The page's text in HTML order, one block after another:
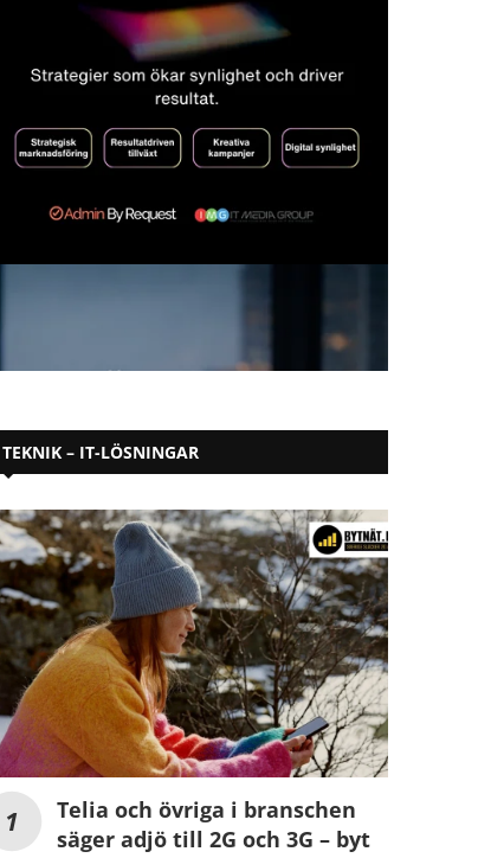
TEKNIK – IT-LÖSNINGAR
Telia och övriga i branschen
säger adjö till 2G och 3G – byt